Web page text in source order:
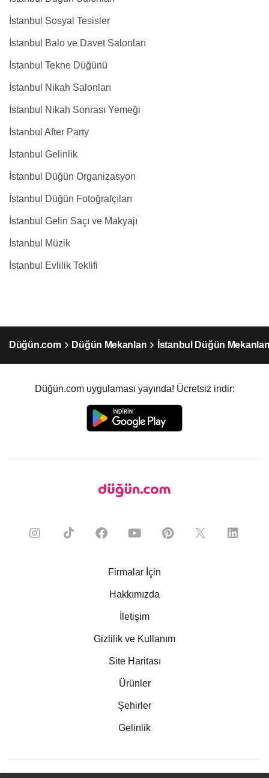
İstanbul Sosyal Tesisler
İstanbul Balo ve Davet Salonları
İstanbul Tekne Düğünü
İstanbul Nikah Salonları
İstanbul Nikah Sonrası Yemeği
İstanbul After Party
İstanbul Gelinlik
İstanbul Düğün Organizasyon
İstanbul Düğün Fotoğrafçıları
İstanbul Gelin Saçı ve Makyajı
İstanbul Müzik
İstanbul Evlilik Teklifi
Düğün.com Düğün Mekanları İstanbul Düğün
Düğün.com uygulaması yayında! Ücretsiz indir:
Firmalar İçin
Hakkımızda
İletişim
Gizlilik ve Kullanım
Site Haritası
Ürünler
Şehirler
Gelinlik